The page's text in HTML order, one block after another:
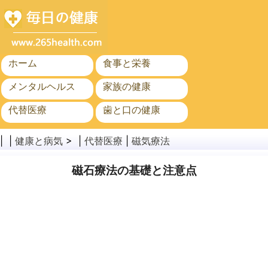
ホーム
食事と栄養
メンタルヘルス
家族の健康
代替医療
歯と口の健康
がん
公衆衛生
健康と病気 > | 代替医療 磁気療法
磁石療法の基礎と注意点